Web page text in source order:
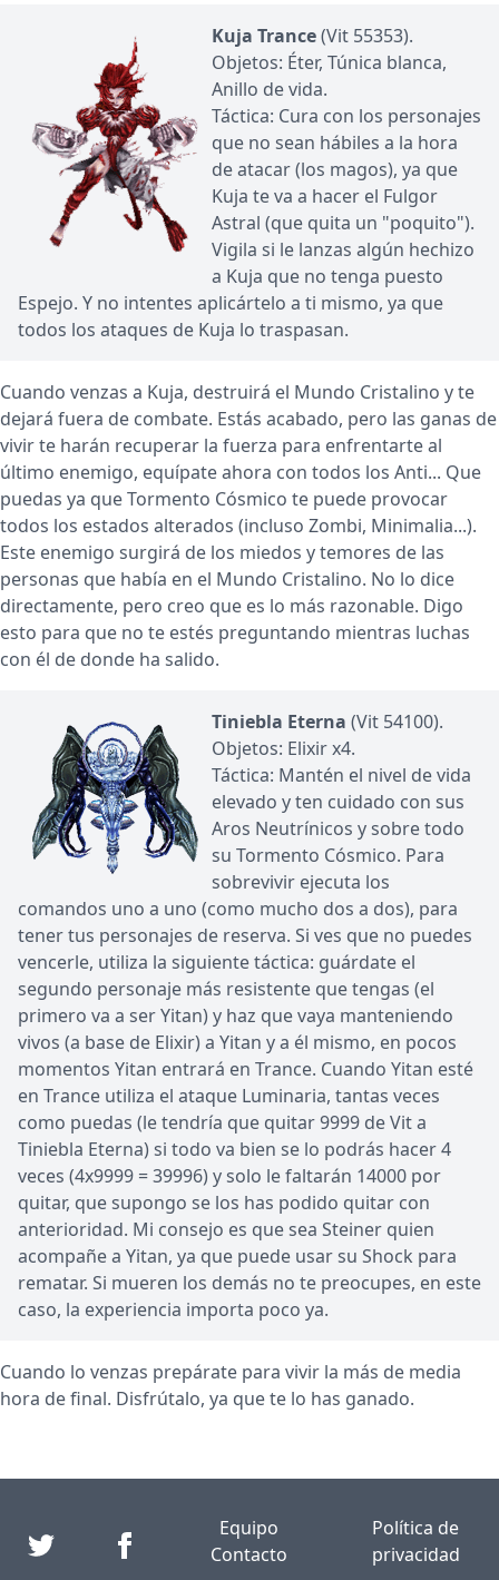
Kuja Trance(Vit 55353).
Objetos: Éter, Túnica blanca,
Anillo de vida.
Táctica: Cura con los personajes
que no sean hábiles a la hora
de atacar (los magos), ya que
Kuja te va a hacer el Fulgor
Astral (que quita un "poquito").
Vigila si le lanzas algún hechizo
a Kuja que no tenga puesto
Espejo. Y no intentes aplicártelo a ti mismo, ya que
todos los ataques de Kuja lo traspasan.
Cuando venzas a Kuja, destruirá el Mundo Cristalino y te
dejará fuera de combate. Estás acabado, pero las ganas de
vivir te harán recuperar la fuerza para enfrentarte al
último enemigo, equípate ahora con todos los Anti... Que
puedas ya que Tormento Cósmico te puede provocar
todos los estados alterados (incluso Zombi, Minimalia...).
Este enemigo surgirá de los miedos y temores de las
personas que había en el Mundo Cristalino. No lo dice
directamente, pero creo que es lo más razonable. Digo
esto para que no te estés preguntando mientras luchas
con él de donde ha salido.
Tiniebla Eterna (Vit 54100).
Objetos: Elixir x4.
Táctica: Mantén el nivel de vida
elevado y ten cuidado con sus
Aros Neutrínicos y sobre todo
su Tormento Cósmico. Para
sobrevivir ejecuta los
comandos uno a uno (como mucho dos a dos), para
tener tus personajes de reserva. Si ves que no puedes
vencerle, utiliza la siguiente táctica: guárdate el
segundo personaje más resistente que tengas (el
primero va a ser Yitan) y haz que vaya manteniendo
vivos (a base de Elixir) a Yitan y a él mismo, en pocos
momentos Yitan entrará en Trance. Cuando Yitan esté
en Trance utiliza el ataque Luminaria, tantas veces
como puedas (le tendría que quitar 9999 de Vit a
Tiniebla Eterna) si todo va bien se lo podrás hacer 4
veces (4x9999 = 39996) y solo le faltarán 14000 por
quitar, que supongo se los has podido quitar con
anterioridad. Mi consejo es que sea Steiner quien
acompañe a Yitan, ya que puede usar su Shock para
rematar. Si mueren los demás no te preocupes, en este
caso, la experiencia importa poco ya.
Cuando lo venzas prepárate para vivir la más de media
hora de final. Disfrútalo, ya que te lo has ganado.
Equipo
Contacto
Política de
privacidad